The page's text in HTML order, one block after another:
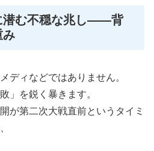
潜む不穏な兆し――背
み
ディなどではありません。
」を鋭く暴きます。
が第二次大戦直前というタイミ